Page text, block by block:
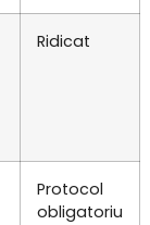
Ridicat
Protocol
obligatoriu